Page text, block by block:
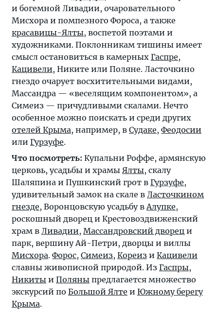
и богемной Ливадии, очаровательного
Мисхора и помпезного Фороса, а также
красавицы-Ялты, воспетой поэтами и
художниками. Поклонникам тишины имеет
смысл остановиться в камерных Гаспре,
Кацивели, Никите или Поляне. Ласточкино
гнездо очарует восхитительными видами,
Массандра — «веселящим компонентом», а
Симеиз — причудливыми скалами. Нечто
особенное можно поискать и среди других
отелей Крыма, например, в Судаке, Феодосии
или Гурзуфе.
Что посмотреть: Купальни Роффе, армянскую
церковь, усадьбы и храмы Ялты, скалу
Шаляпина и Пушкинский грот в Гурзуфе,
удивительный замок на скале в Ласточкином
гнезде, Воронцовскую усадьбу в Алупке,
роскошный дворец и Крестовоздвиженский
храм в Ливадии, Массандровский дворец и
парк, вершину Ай-Петри, дворцы и виллы
Мисхора. Форос, Симеиз, Кореиз и Кацивели
славны живописной природой. Из Гаспры,
Никиты и Поляны предлагается множество
экскурсий по Большой Ялте и Южному берегу
Крыма.